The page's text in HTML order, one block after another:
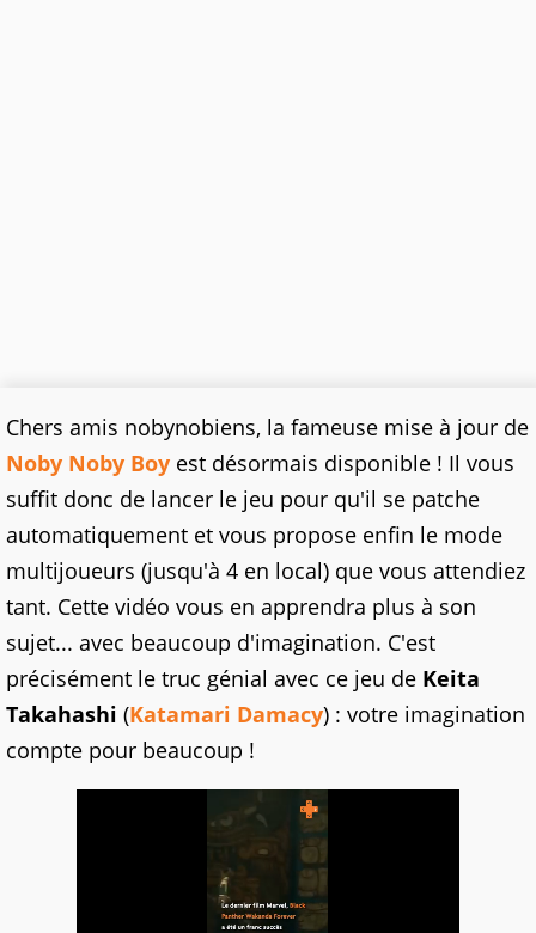
Chers amis nobynobiens, la fameuse mise à jour de
Noby Noby Boy est désormais disponible ! Il vous
suffit donc de lancer le jeu pour qu'il se patche
automatiquement et vous propose enfin le mode
multijoueurs (jusqu'à 4 en local) que vous attendiez
tant. Cette vidéo vous en apprendra plus à son
sujet... avec beaucoup d'imagination. C'est
précisément le truc génial avec ce jeu de Keita
Takahashi (Katamari Damacy) : votre imagination
compte pour beaucoup !